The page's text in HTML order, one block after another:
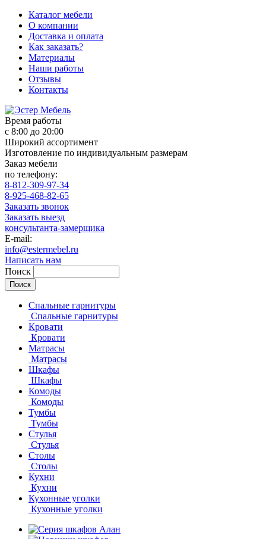
Каталог мебели
О компании
Доставка и оплата
Как заказать?
Материалы
Наши работы
Отзывы
Контакты
Время работы
с 8:00 до 20:00
Широкий ассортимент
Изготовление по индивидуальным размерам
Заказ мебели
по телефону:
8-812-309-97-34
8-925-468-82-65
Заказать звонок
Заказать выезд
консультанта-замерщика
E-mail:
info@estermebel.ru
Написать нам
Поиск
Спальные гарнитуры
Спальные гарнитуры
Кровати
Кровати
Матрасы
Матрасы
Шкафы
Шкафы
Комоды
Комоды
Тумбы
Тумбы
Стулья
Стулья
Столы
Столы
Кухни
Кухни
Кухонные уголки
Кухонные уголки